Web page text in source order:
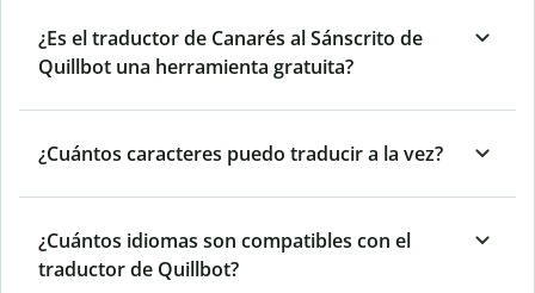
¿Es el traductor de Canarés al Sánscrito de
Quillbot una herramienta gratuita?
¿Cuántos caracteres puedo traducir a la vez?
¿Cuántos idiomas son compatibles con el
traductor de Quillbot?